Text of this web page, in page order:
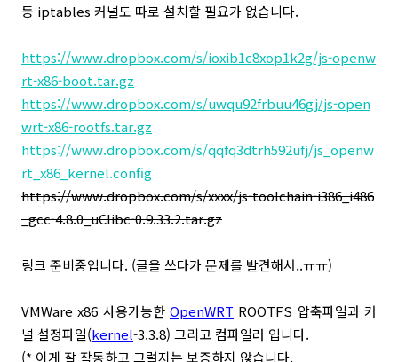
등 iptables 커널도 따로 설치할 필요가 없습니다.
https://www.dropbox.com/s/ioxib1c8xop1k2g/js-openw
rt-x86-boot.tar.gz
https://www.dropbox.com/s/uwqu92frbuu46gj/js-open
wrt-x86-rootfs.tar.gz
https://www.dropbox.com/s/qqfq3dtrh592ufj/js_openw
rt_x86_kernel.config
https://www.dropbox.com/s/xxxx/js-toolchain-i386_i486
_gcc-4.8.0_uClibc-0.9.33.2.tar.gz
링크 준비중입니다. (글을 쓰다가 문제를 발견해서..ㅠㅠ)
VMWare x86 사용가능한 OpenWRT ROOTFS 압축파일과 커
널 설정파일(kernel-3.3.8) 그리고 컴파일러 입니다.
(* 이게 잘 작동하고 그럴지는 보증하지 않습니다.